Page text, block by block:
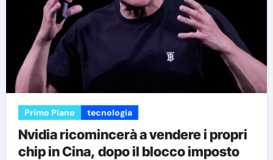
Primo Piano tecnologia
Nvidia ricomincerà a vendere i propri
chip in Cina, dopo il blocco imposto